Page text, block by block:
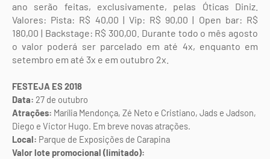
ano serão feitas, exclusivamente, pelas Óticas Diniz.
Valores: Pista: R$ 40,00 | Vip: R$ 90,00 | Open bar: R$
180,00 | Backstage: R$ 300,00. Durante todo o mês agosto
o valor poderá ser parcelado em até 4x, enquanto em
setembro em até 3x e em outubro 2x.
FESTEJA ES 2018
Data: 27 de outubro
Atrações: Marília Mendonça, Zé Neto e Cristiano, Jads e Jadson,
Diego e Victor Hugo. Em breve novas atrações.
Local: Parque de Exposições de Carapina
Valor lote promocional (limitado):